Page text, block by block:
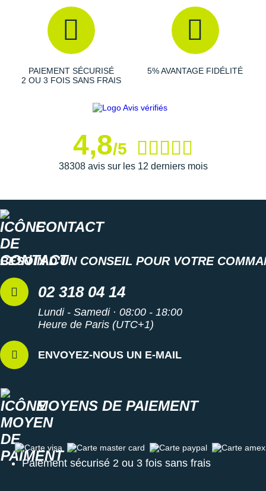
PAIEMENT SÉCURISÉ
2 OU 3 FOIS SANS FRAIS
5% AVANTAGE FIDÉLITÉ
4,8/5
38308 avis sur les 12 derniers mois
CONTACT
BESOIN D'UN CONSEIL POUR VOTRE
02 318 04 14
Lundi - Samedi · 08:00 - 18:00
Heure de Paris (UTC+1)
ENVOYEZ-NOUS UN E-MAIL
MOYENS DE PAIEMENT
Carte visa Carte master card Carte paypal Carte amex
Paiement sécurisé 2 ou 3 fois sans frais